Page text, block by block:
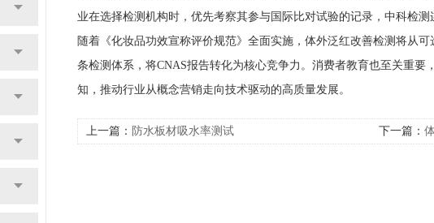
业在选择检测机构时，优先考察其参与国际比对试验的记录，中科检
随着《化妆品功效宣称评价规范》全面实施，体外泛红改善检测将从
条检测体系，将CNAS报告转化为核心竞争力。消费者教育也至关重
知，推动行业从概念营销走向技术驱动的高质量发展。
上一篇： 防水板材吸水率测试 下一篇：